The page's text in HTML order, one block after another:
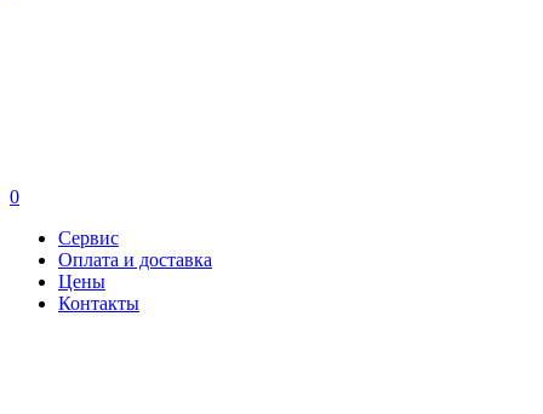
0
Сервис
Оплата и доставка
Цены
Контакты